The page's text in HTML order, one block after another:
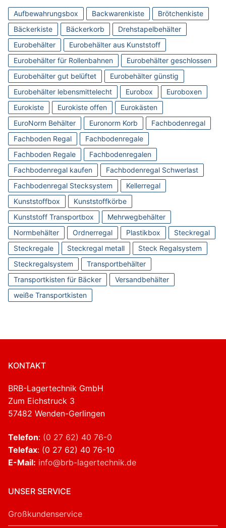
Aufbewahrungsbox Backwarenkiste
Brötchenkiste
Bäckerkiste
Bäckerkorb
Drehstapelbehälter
Eurobehälter
Eurobehälter aus Kunststoff
Eurobehälter für Rollenbahnen
Eurobehälter geschlossen
Eurobehälter gut belüftet
Eurobehälter günstig
Eurobehälter lebensmittelecht
Eurobox
Euroboxen
Eurokiste
Eurokiste offen
Eurokästen
EuroNorm Behälter
Euronorm Korb
Fachbodenregal
Fachboden Regal
Fachbodenregale
Fachboden Regale
Fachbodenregalen
Fachbodenregal kaufen
Fachbodenregal Schwerlast
Fachbodenregal Stecksystem
Kellerregal
Kunststoffbox
Kunststoffkörbe
Kunststoff Transportbox
Mehrwegbehälter
Normbehälter
Ordnerregal Plastikbox
Steckregal
Steckregale
Steckregal metall
Steck Regalsystem
Steckregalsystem
Transportbehälter
Transportkisten für Bäcker
Versandbehälter
weiße Transportkisten
KONTAKT
BRB-Lagertechnik GmbH
Zum Eichstruck 3
57482 Wenden-Gerlingen
Telefon: (0 27 62) 40 76-0
Telefax: (0 27 62) 40 76-10
E-Mail: info@brb-lagertechnik.de
UNSER SERVICE
Großkundenservice